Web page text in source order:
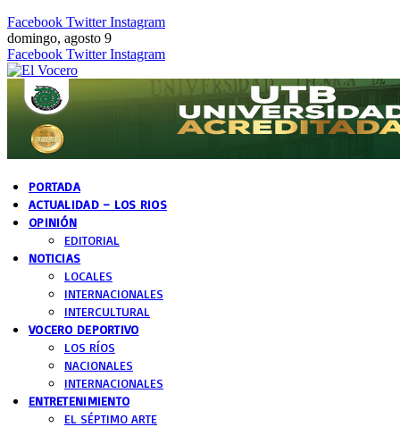
Facebook Twitter Instagram
domingo, agosto 9
Facebook Twitter Instagram
PORTADA
ACTUALIDAD – LOS RIOS
OPINIÓN
EDITORIAL
NOTICIAS
LOCALES
INTERNACIONALES
INTERCULTURAL
VOCERO DEPORTIVO
LOS RÍOS
NACIONALES
INTERNACIONALES
ENTRETENIMIENTO
EL SÉPTIMO ARTE